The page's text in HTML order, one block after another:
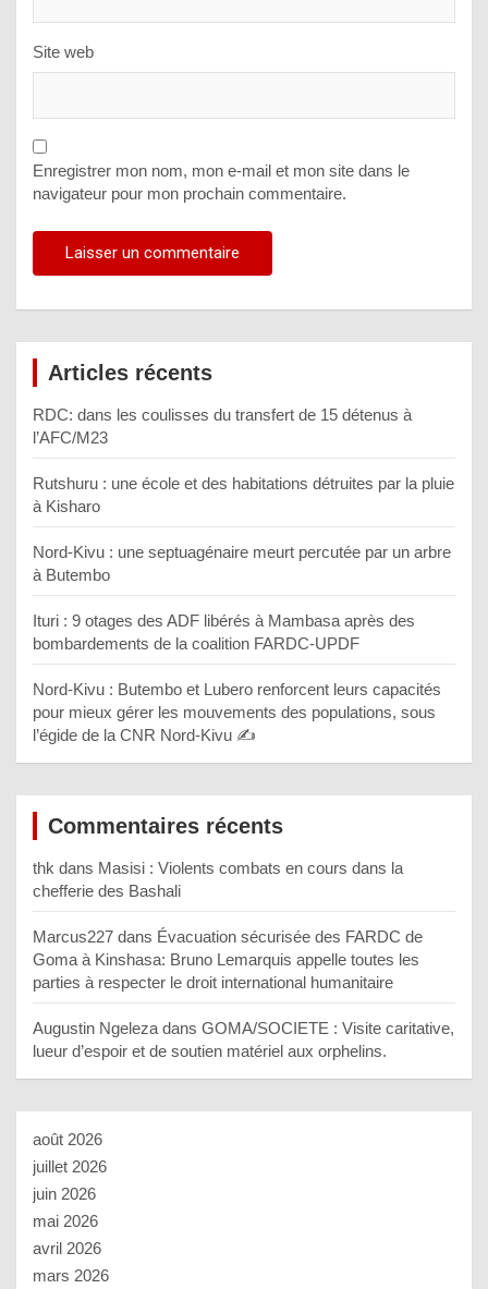
Site web
Enregistrer mon nom, mon e-mail et mon site dans le
navigateur pour mon prochain commentaire.
Articles récents
RDC: dans les coulisses du transfert de 15 détenus à
l’AFC/M23
Rutshuru : une école et des habitations détruites par la pluie
à Kisharo
Nord-Kivu : une septuagénaire meurt percutée par un arbre
à Butembo
Ituri : 9 otages des ADF libérés à Mambasa après des
bombardements de la coalition FARDC-UPDF
Nord-Kivu : Butembo et Lubero renforcent leurs capacités
pour mieux gérer les mouvements des populations, sous
l’égide de la CNR Nord-Kivu ✍️
Commentaires récents
thk dans Masisi : Violents combats en cours dans la
chefferie des Bashali
Marcus227 dans Évacuation sécurisée des FARDC de
Goma à Kinshasa: Bruno Lemarquis appelle toutes les
parties à respecter le droit international humanitaire
Augustin Ngeleza dans GOMA/SOCIETE : Visite caritative,
lueur d’espoir et de soutien matériel aux orphelins.
août 2026
juillet 2026
juin 2026
mai 2026
avril 2026
mars 2026